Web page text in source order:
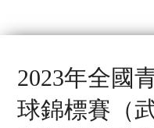
2023年全國
球錦標賽（